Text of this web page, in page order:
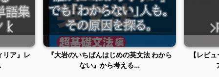
リア』レ
『大岩のいちばんはじめの英文法 わから
ない』から考える...
【レビ